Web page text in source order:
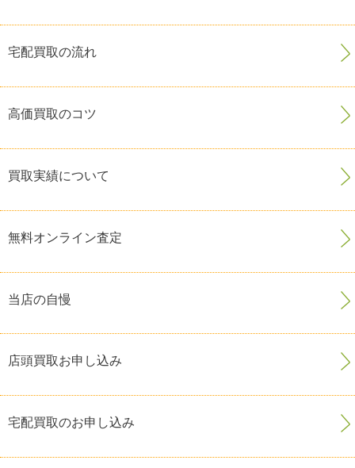
宅配買取の流れ
高価買取のコツ
買取実績について
無料オンライン査定
当店の自慢
店頭買取お申し込み
宅配買取のお申し込み